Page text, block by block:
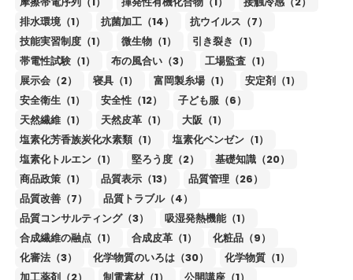
排水環境（1）
抗菌加工（14）
抗ウイルス（7）
技能実習制度（1）
微生物（1）
引き裂き（1）
帯電性試験（1）
布の風合い（3）
工場監査（1）
展示会（2）
寝具（1） 富岡製糸場（1）
安定剤（1）
安全衛生（1）
安全性（12）
子ども服（6）
天然繊維（1）
天然皮革（1）
大阪（1）
塩素化芳香族炭化水素類（1）
塩素化ベンゼン（1）
塩素化トルエン（1）
堅ろう度（2）
基礎知識（20）
商品政策（1）
品質表示（13）
品質管理（26）
品質改善（7）
品質トラブル（4）
品質コンサルティング（3）
吸湿発熱機能（1）
合成繊維の融点（1）
合成皮革（1）
化粧品（9）
化審法（3）
化学物質のいろは（30）
化学物質（1）